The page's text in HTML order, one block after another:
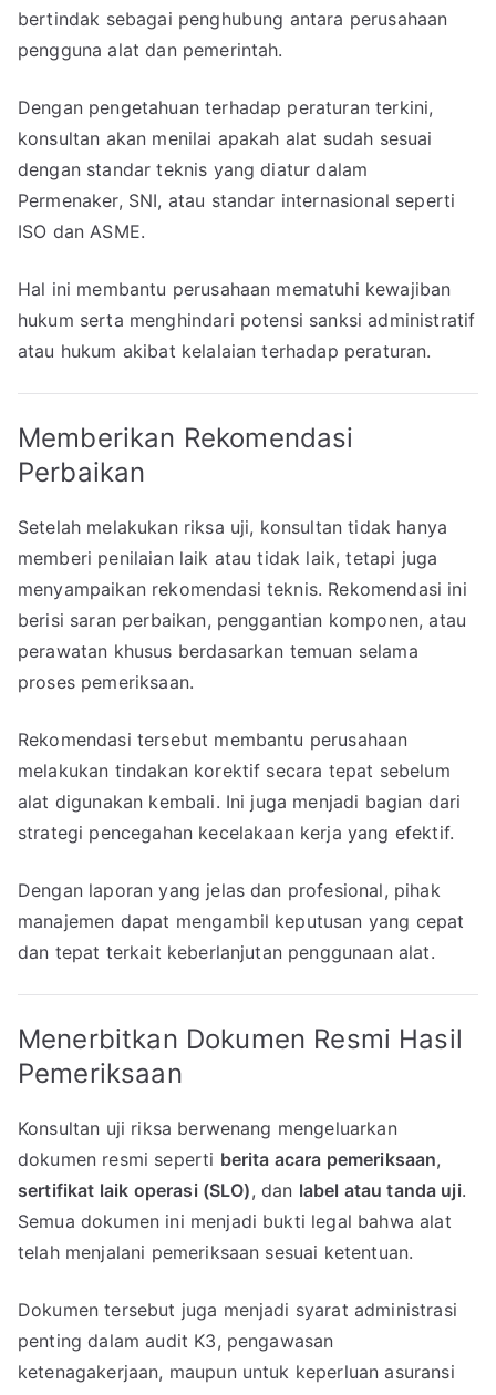
bertindak sebagai penghubung antara perusahaan
pengguna alat dan pemerintah.
Dengan pengetahuan terhadap peraturan terkini,
konsultan akan menilai apakah alat sudah sesuai
dengan standar teknis yang diatur dalam
Permenaker, SNI, atau standar internasional seperti
ISO dan ASME.
Hal ini membantu perusahaan mematuhi kewajiban
hukum serta menghindari potensi sanksi administratif
atau hukum akibat kelalaian terhadap peraturan.
Memberikan Rekomendasi
Perbaikan
Setelah melakukan riksa uji, konsultan tidak hanya
memberi penilaian laik atau tidak laik, tetapi juga
menyampaikan rekomendasi teknis. Rekomendasi ini
berisi saran perbaikan, penggantian komponen, atau
perawatan khusus berdasarkan temuan selama
proses pemeriksaan.
Rekomendasi tersebut membantu perusahaan
melakukan tindakan korektif secara tepat sebelum
alat digunakan kembali. Ini juga menjadi bagian dari
strategi pencegahan kecelakaan kerja yang efektif.
Dengan laporan yang jelas dan profesional, pihak
manajemen dapat mengambil keputusan yang cepat
dan tepat terkait keberlanjutan penggunaan alat.
Menerbitkan Dokumen Resmi Hasil
Pemeriksaan
Konsultan uji riksa berwenang mengeluarkan
dokumen resmi seperti berita acara pemeriksaan,
sertifikat laik operasi (SLO), dan label atau tanda uji.
Semua dokumen ini menjadi bukti legal bahwa alat
telah menjalani pemeriksaan sesuai ketentuan.
Dokumen tersebut juga menjadi syarat administrasi
penting dalam audit K3, pengawasan
ketenagakerjaan, maupun untuk keperluan asuransi